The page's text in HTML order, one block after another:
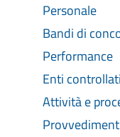
Personale
Bandi di
Performance
Enti controllati
Attività e